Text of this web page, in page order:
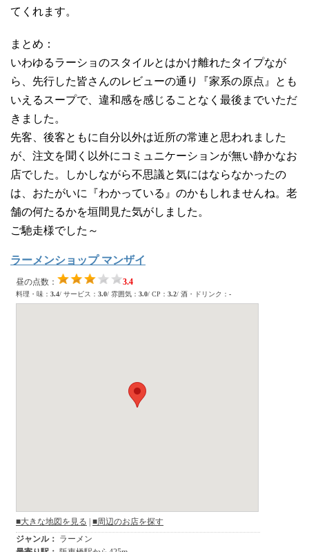
てくれます。
まとめ：
いわゆるラーショのスタイルとはかけ離れたタイプなが
ら、先行した皆さんのレビューの通り『家系の原点』とも
いえるスープで、違和感を感じることなく最後までいただ
きました。
先客、後客ともに自分以外は近所の常連と思われました
が、注文を聞く以外にコミュニケーションが無い静かなお
店でした。しかしながら不思議と気にはならなかったの
は、おたがいに『わかっている』のかもしれませんね。老
舗の何たるかを垣間見た気がしました。
ご馳走様でした～
ラーメンショップ マンザイ